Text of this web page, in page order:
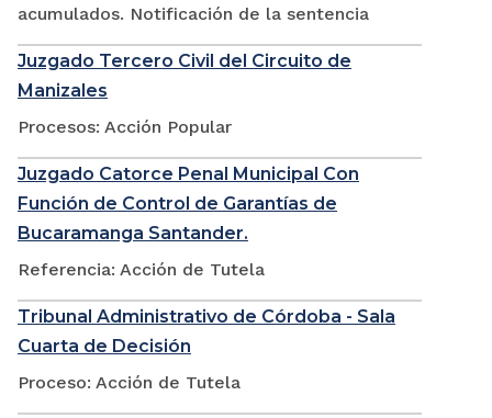
acumulados. Notificación de la sentencia
Juzgado Tercero Civil del Circuito de
Manizales
Procesos: Acción Popular
Juzgado Catorce Penal Municipal Con
Función de Control de Garantías de
Bucaramanga Santander.
Referencia: Acción de Tutela
Tribunal Administrativo de Córdoba - Sala
Cuarta de Decisión
Proceso: Acción de Tutela